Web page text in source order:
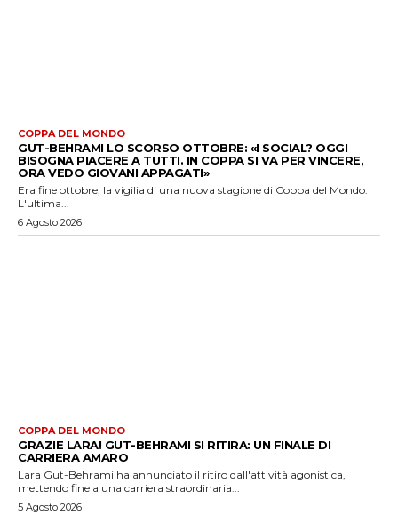
COPPA DEL MONDO
GUT-BEHRAMI LO SCORSO OTTOBRE: «I SOCIAL? OGGI
BISOGNA PIACERE A TUTTI. IN COPPA SI VA PER VINCERE,
ORA VEDO GIOVANI APPAGATI»
Era fine ottobre, la vigilia di una nuova stagione di Coppa del Mondo.
L'ultima...
6 Agosto 2026
COPPA DEL MONDO
GRAZIE LARA! GUT-BEHRAMI SI RITIRA: UN FINALE DI
CARRIERA AMARO
Lara Gut-Behrami ha annunciato il ritiro dall'attività agonistica,
mettendo fine a una carriera straordinaria...
5 Agosto 2026